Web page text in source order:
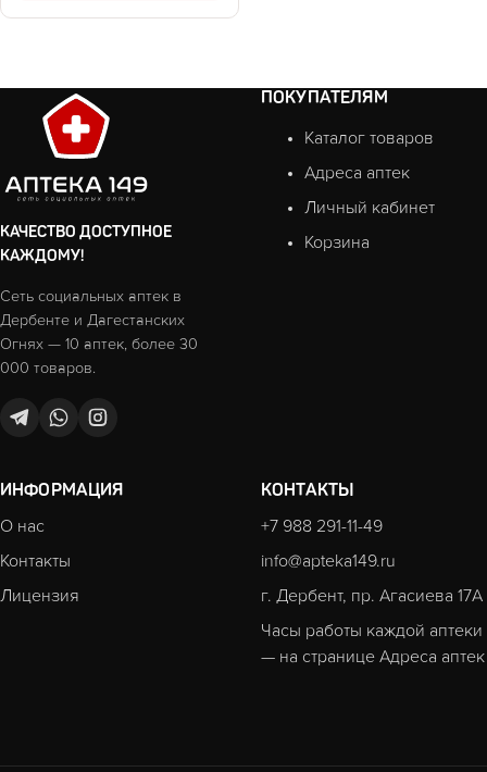
КАЧЕСТВО ДОСТУПНОЕ
КАЖДОМУ!
Сеть социальных аптек в
Дербенте и Дагестанских
Огнях — 10 аптек, более 30
000 товаров.
ПОКУПАТЕЛЯМ
Каталог товаров
Адреса аптек
Личный кабинет
Корзина
ИНФОРМАЦИЯ
О нас
Контакты
Лицензия
КОНТАКТЫ
+7 988 291-11-49
info@apteka149.ru
г. Дербент, пр. Агасиева 17А
Часы работы каждой аптеки
— на странице Адреса аптек